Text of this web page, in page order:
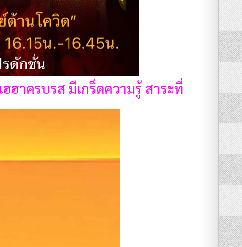
ฮาครบรส มีเกร็ดความรู้ สาระที่